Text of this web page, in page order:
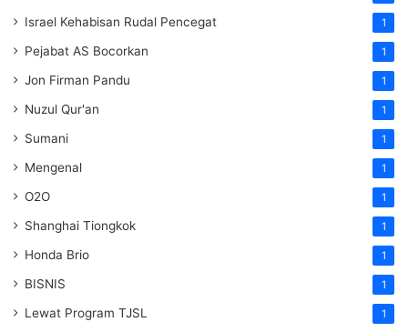
Israel Kehabisan Rudal Pencegat 1
Pejabat AS Bocorkan 1
Jon Firman Pandu 1
Nuzul Qur'an 1
Sumani 1
Mengenal 1
O2O 1
Shanghai Tiongkok 1
Honda Brio 1
BISNIS 1
Lewat Program TJSL 1